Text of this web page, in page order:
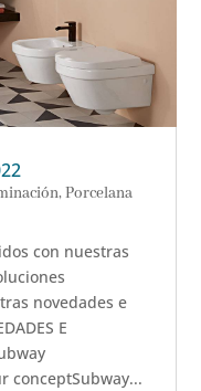
,Porcelana
con nuestras
novedades e
E
conceptSubway...